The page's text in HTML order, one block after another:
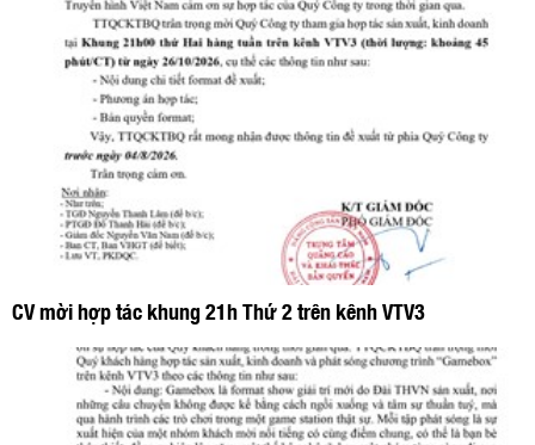
CV mời hợp tác khung 21h Thứ 2 trên kênh VTV3